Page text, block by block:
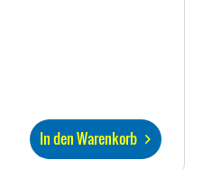
In den Warenkorb